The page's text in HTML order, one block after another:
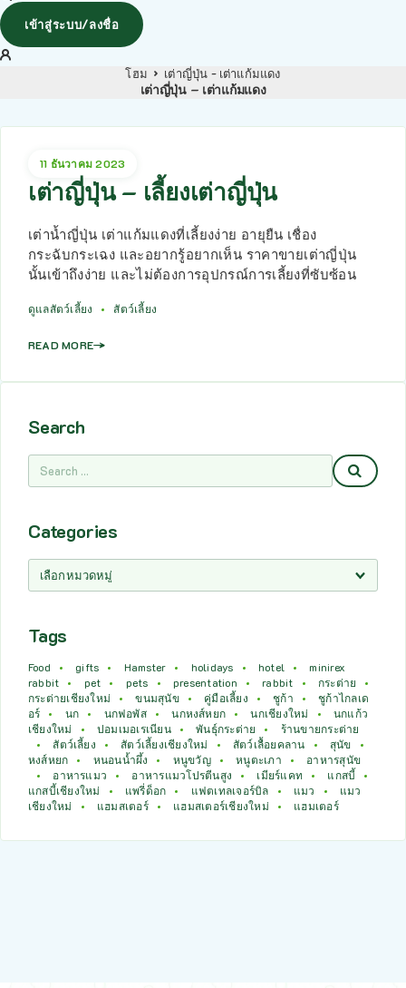
เข้าสู่ระบบ/ลงชื่อ
โฮม เต่าญี่ปุ่น - เต่าแก้มแดง
เต่าญี่ปุ่น – เต่าแก้มแดง
11 ธันวาคม 2023
เต่าญี่ปุ่น – เลี้ยงเต่าญี่ปุ่น
เต่าน้ำญี่ปุ่น เต่าแก้มแดงที่เลี้ยงง่าย อายุยืน เชื่อง
กระฉับกระเฉง และอยากรู้อยากเห็น ราคาขายเต่าญี่ปุ่น
นั้นเข้าถึงง่าย และไม่ต้องการอุปกรณ์การเลี้ยงที่ซับซ้อน
ดูแลสัตว์เลี้ยง สัตว์เลี้ยง
READ MORE
Search
Categories
Tags
Food gifts Hamster holidays hotel
minirex
rabbit
pet pets presentation rabbit
กระต่าย
กระต่ายเชียงใหม่
ขนมสุนัข คู่มือเลี้ยง ชูก้า
ชูก้าไกลเด
อร์
นก นกฟอพัส นกหงส์หยก นกเชียงใหม่
นกแก้ว
เชียงใหม่
ปอมเมอเรเนียน พันธุ์กระต่าย
ร้านขายกระต่าย
สัตว์เลี้ยง
สัตว์เลี้ยงเชียงใหม่ สัตว์เลื้อยคลาน
สุนัข
หงส์หยก
หนอนน้ำผึ้ง หนูขวัญ หนูตะเภา
อาหารสุนัข
อาหารแมว
อาหารแมวโปรตีนสูง เมียร์แคท
แกสบี้
แกสบี้เชียงใหม่
แพรี่ด็อก แฟตเทลเจอร์บิล แมว
แมว
เชียงใหม่
แฮมสเตอร์ แฮมสเตอร์เชียงใหม่ แฮมเตอร์